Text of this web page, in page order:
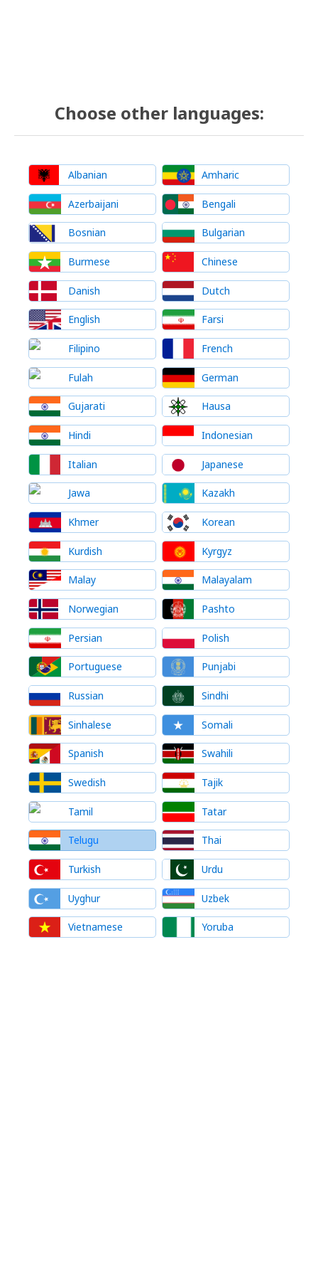
Choose other languages:
Albanian Amharic
Azerbaijani Bengali
Bosnian Bulgarian
Burmese Chinese
Danish Dutch
English Farsi
Filipino French
Fulah German
Gujarati Hausa
Hindi Indonesian
Italian Japanese
Jawa Kazakh
Khmer Korean
Kurdish Kyrgyz
Malay Malayalam
Norwegian Pashto
Persian Polish
Portuguese Punjabi
Russian Sindhi
Sinhalese Somali
Spanish Swahili
Swedish Tajik
Tamil Tatar
Telugu Thai
Turkish Urdu
Uyghur Uzbek
Vietnamese Yoruba